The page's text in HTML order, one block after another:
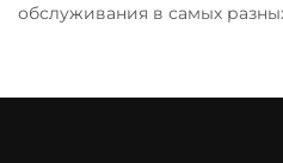
обслуживания в самых